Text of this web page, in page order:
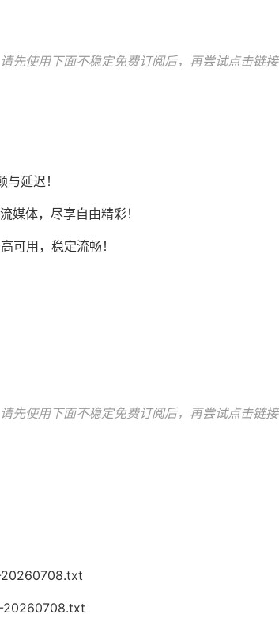
先使用下面不稳定免费订阅后，再尝试点击链接
延迟！
体，尽享自由精彩！
可用，稳定流畅！
先使用下面不稳定免费订阅后，再尝试点击链接